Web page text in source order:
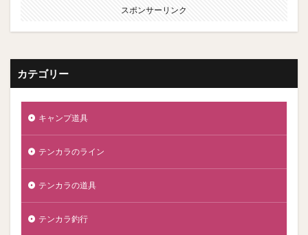
スポンサーリンク
カテゴリー
キャンプ道具
テンカラのライン
テンカラの道具
テンカラ釣行